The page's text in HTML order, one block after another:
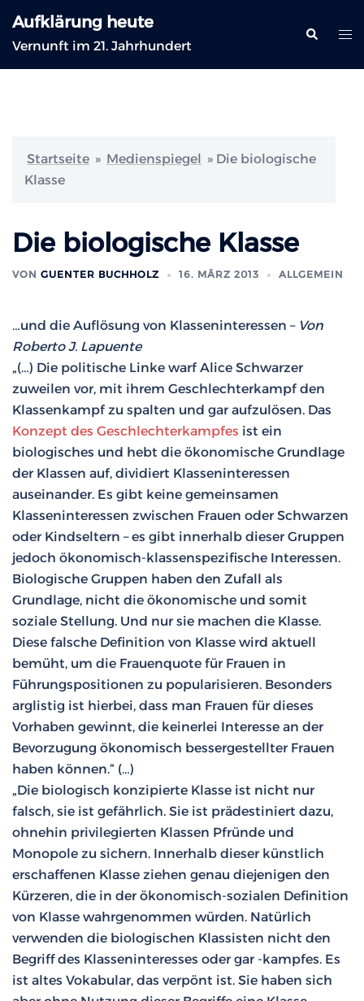
Inhalt
springen
Aufklärung heute
Vernunft im 21. Jahrhundert
Suche
Startseite » Medienspiegel » Die biologische
Klasse
Die biologische Klasse
VON GUENTER BUCHHOLZ 16. MÄRZ 2013 ALLGEMEIN
…und die Auflösung von Klasseninteressen – Von
Roberto J. Lapuente
„(…) Die politische Linke warf Alice Schwarzer
zuweilen vor, mit ihrem Geschlechterkampf den
Klassenkampf zu spalten und gar aufzulösen. Das
Konzept des Geschlechterkampfes ist ein
biologisches und hebt die ökonomische Grundlage
der Klassen auf, dividiert Klasseninteressen
auseinander. Es gibt keine gemeinsamen
Klasseninteressen zwischen Frauen oder Schwarzen
oder Kindseltern – es gibt innerhalb dieser Gruppen
jedoch ökonomisch-klassenspezifische Interessen.
Biologische Gruppen haben den Zufall als
Grundlage, nicht die ökonomische und somit
soziale Stellung. Und nur sie machen die Klasse.
Diese falsche Definition von Klasse wird aktuell
bemüht, um die Frauenquote für Frauen in
Führungspositionen zu popularisieren. Besonders
arglistig ist hierbei, dass man Frauen für dieses
Vorhaben gewinnt, die keinerlei Interesse an der
Bevorzugung ökonomisch bessergestellter Frauen
haben können.“ (…)
„Die biologisch konzipierte Klasse ist nicht nur
falsch, sie ist gefährlich. Sie ist prädestiniert dazu,
ohnehin privilegierten Klassen Pfründe und
Monopole zu sichern. Innerhalb dieser künstlich
erschaffenen Klasse ziehen genau diejenigen den
Kürzeren, die in der ökonomisch-sozialen Definition
von Klasse wahrgenommen würden. Natürlich
verwenden die biologischen Klassisten nicht den
Begriff des Klasseninteresses oder gar -kampfes. Es
ist altes Vokabular, das verpönt ist. Sie haben sich